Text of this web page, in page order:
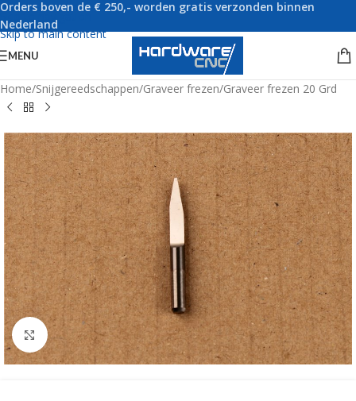
Skip to navigation
Skip to main content
Orders boven de € 250,- worden gratis verzonden binnen
Nederland
MENU
Home/Snijgereedschappen/Graveer frezen/Graveer frezen 20 Grd
Click to enlarge